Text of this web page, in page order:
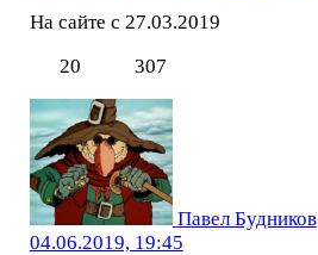
На сайте с 27.03.2019
20
307
Павел Будников
04.06.2019, 19:45